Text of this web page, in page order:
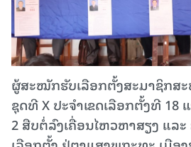
ຜູ້ສະໝັກຮັບເລືອກຕັ້ງສະມາຊິກສ
ຊຸດທີ X ປະຈໍາເຂດເລືອກຕັ້ງທີ 18
2 ສືບຕໍ່ລົງເຄື່ອນໄຫວຫາສຽງ ແລ